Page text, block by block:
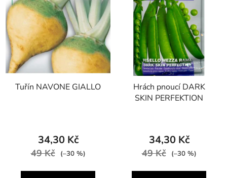
Tuřín NAVONE GIALLO
34,30 Kč
49 Kč (–30 %)
Hrách pnoucí DARK
SKIN PERFEKTION
34,30 Kč
49 Kč (–30 %)